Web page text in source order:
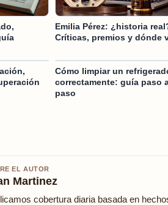
Emilia Pérez: ¿historia
Críticas, premios y dónde
Cómo limpiar un
correctamente: guía paso
paso
EL AUTOR
Martinez
cobertura diaria basada en